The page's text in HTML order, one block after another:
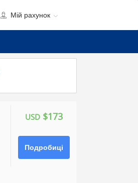
Мій рахунок
USD$173
Подробиці